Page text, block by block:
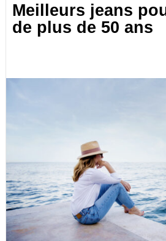
Meilleurs jeans
de plus de 50 ans